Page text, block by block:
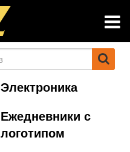
Электроника
Ежедневники с
логотипом